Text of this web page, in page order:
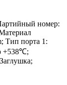
номер:
Тип порта 1:
+538℃;